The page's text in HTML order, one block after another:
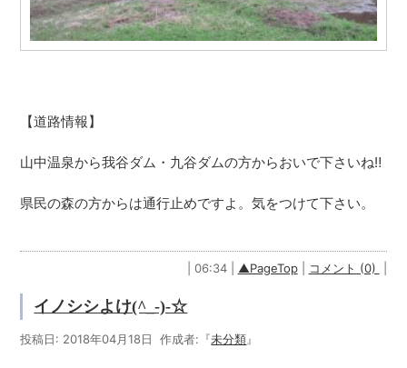
【道路情報】
山中温泉から我谷ダム・九谷ダムの方からおいで下さいね‼
県民の森の方からは通行止めですよ。気をつけて下さい。
| 06:34 | ▲PageTop| コメント (0)
イノシシよけ(^_-)-☆
投稿日: 2018年04月18日 作成者:『未分類』